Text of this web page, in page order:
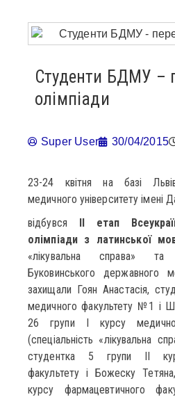
Студенти БДМУ –
олімпіади
Super User 30/04/2015
23-24 квітня на базі
медичного університету імені
відбувся ІІ етап
олімпіади з латинської
«лікувальна справа»
Буковинського державного
захищали Гоян Анастасія,
медичного факультету №1 і
26 групи І курсу
(спеціальність «лікувальна
студентка 5 групи ІІ
факультету і Божеску
курсу фармацевтичного